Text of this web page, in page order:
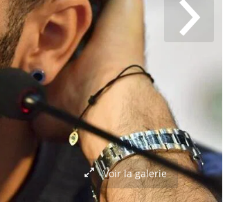
Voir la galerie